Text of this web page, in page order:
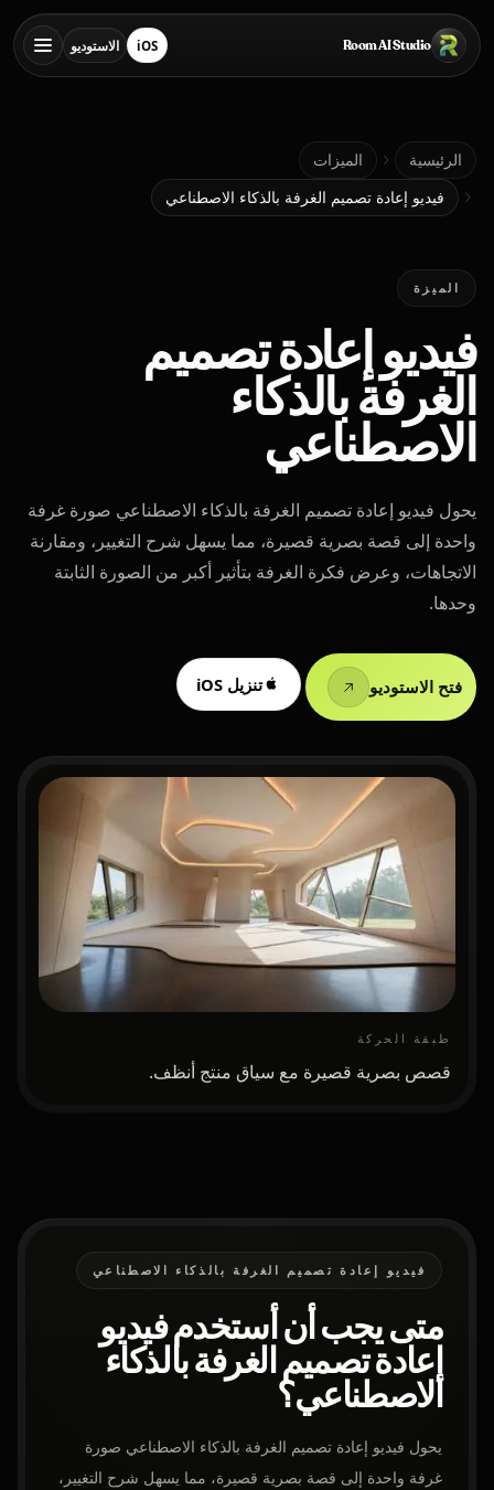
تخطي إلى المحتوى الرئيسي
Room AI Studioالرئيسية iOSتنزيل من App Storeالاستوديوفتح الاستوديو
اللغة
الرئيسية
الميزات
فيديو إعادة تصميم الغرفة بالذكاء الاصطناعي
الميزة
فيديو إعادة تصميم
الغرفة بالذكاء
الاصطناعي
يحول فيديو إعادة تصميم الغرفة بالذكاء الاصطناعي صورة غرفة
واحدة إلى قصة بصرية قصيرة، مما يسهل شرح التغيير، ومقارنة
الاتجاهات، وعرض فكرة الغرفة بتأثير أكبر من الصورة الثابتة
وحدها.
فتح الاستوديو تنزيل iOS
طبقة الحركة
قصص بصرية قصيرة مع سياق منتج أنظف.
فيديو إعادة تصميم الغرفة بالذكاء الاصطناعي
متى يجب أن أستخدم فيديو
إعادة تصميم الغرفة بالذكاء
الاصطناعي؟
يحول فيديو إعادة تصميم الغرفة بالذكاء الاصطناعي صورة
غرفة واحدة إلى قصة بصرية قصيرة، مما يسهل شرح التغيير،